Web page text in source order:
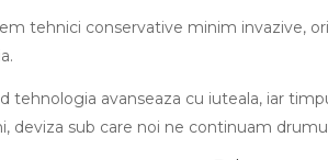
tehnici conservative minim invazive,
tehnologia avanseaza cu iuteala, iar
deviza sub care noi ne continuam